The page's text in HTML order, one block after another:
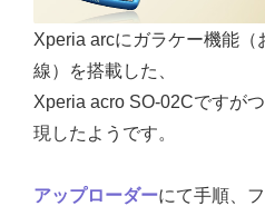
Xperia arcにガラケー機能
線）を搭載した、
Xperia acro SO-02Cですが
現したようです。
アップローダーにて手順、